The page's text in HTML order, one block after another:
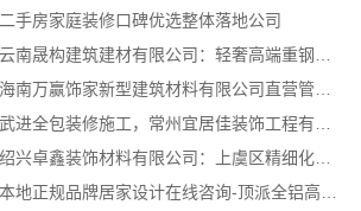
二手房家庭装修口碑优选整体落地公司